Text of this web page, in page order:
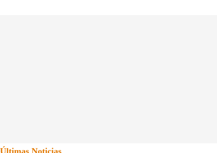
Últimas Noticias